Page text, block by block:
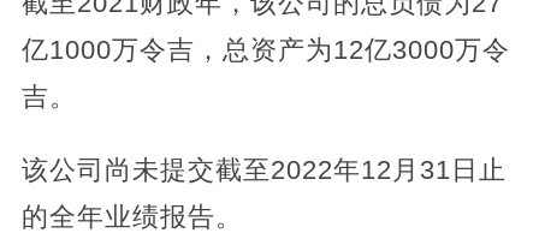
亿1000万令吉，总资产为12亿3000万令
吉。
该公司尚未提交截至2022年12月31日止
的全年业绩报告。